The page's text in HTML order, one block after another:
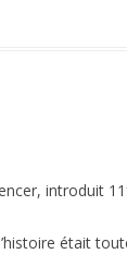
introduit
était